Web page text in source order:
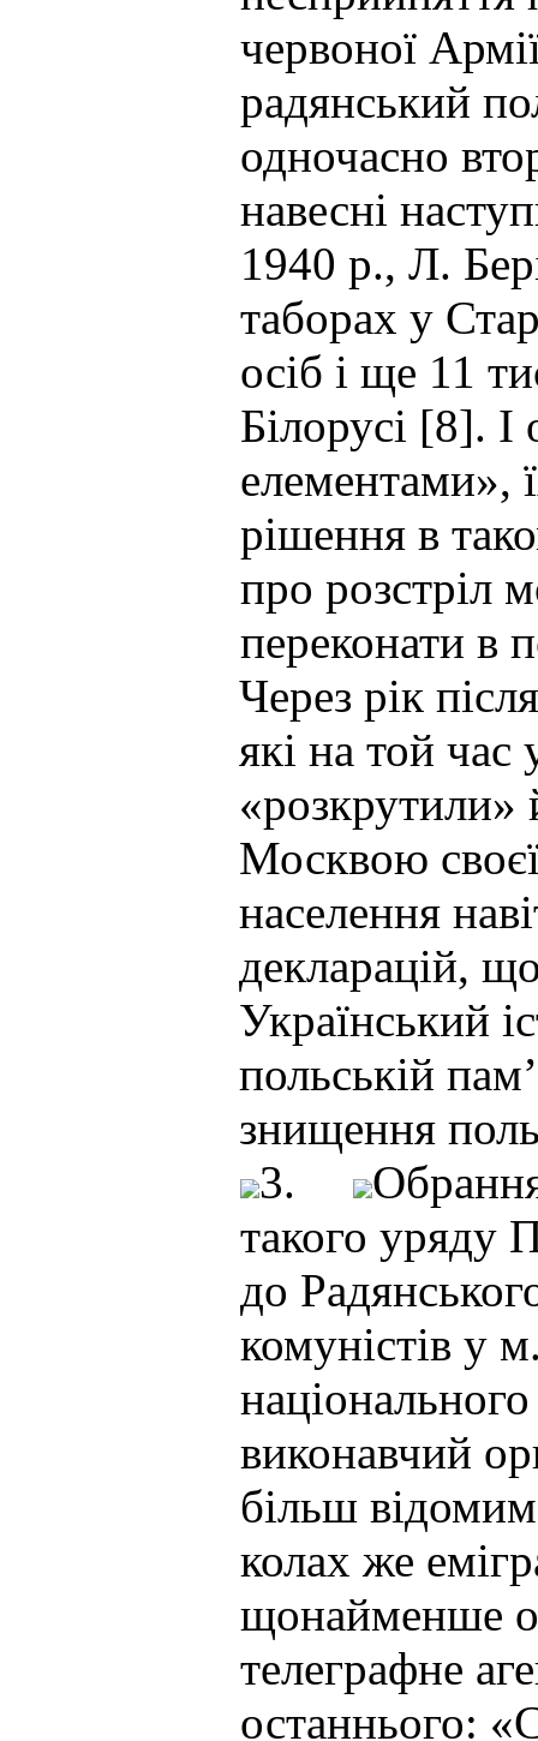
червоної
радянський
одночасно
навесні
1940 р., Л.
таборах у
осіб і ще 11
Білорусі [8].
елементами»,
рішення в
про розстріл
переконати в
Через рік
які на той
Москвою
населення
декларацій,
Український
польській
знищення
3.
такого уряду
до
комуністів у
виконавчий
більш
колах же
щонайменше
телеграфне
останнього: